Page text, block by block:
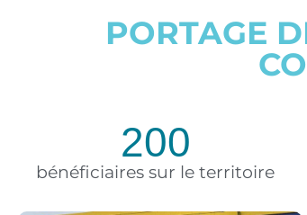
PORTAGE
bénéficiaires sur le territoire
200